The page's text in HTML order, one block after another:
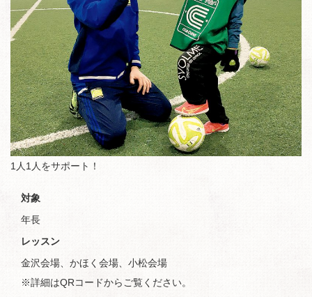
1人1人をサポート！
対象
年長
レッスン
金沢会場、かほく会場、小松会場
※詳細はQRコードからご覧ください。